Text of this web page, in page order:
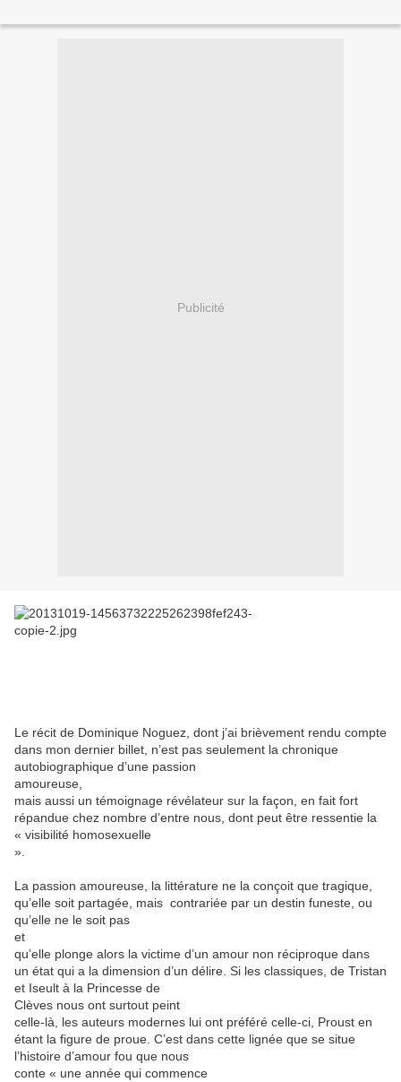
Publicité
Le récit de Dominique Noguez, dont j’ai brièvement rendu compte
dans mon dernier billet, n’est pas seulement la chronique
autobiographique d’une passion
amoureuse,
mais aussi un témoignage révélateur sur la façon, en fait fort
répandue chez nombre d’entre nous, dont peut être ressentie la
« visibilité homosexuelle
».
La passion amoureuse, la littérature ne la conçoit que tragique,
qu’elle soit partagée, mais contrariée par un destin funeste, ou
qu’elle ne le soit pas
et
qu’elle plonge alors la victime d’un amour non réciproque dans
un état qui a la dimension d’un délire. Si les classiques, de Tristan
et Iseult à la Princesse de
Clèves nous ont surtout peint
celle-là, les auteurs modernes lui ont préféré celle-ci, Proust en
étant la figure de proue. C’est dans cette lignée que se situe
l’histoire d’amour fou que nous
conte « une année qui commence